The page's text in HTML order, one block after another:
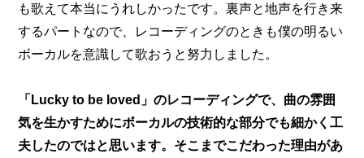
も歌えて本当にうれしかったです。裏声と地声を行き来
するパートなので、レコーディングのときも僕の明るい
ボーカルを意識して歌おうと努力しました。
「Lucky to be loved」のレコーディングで、曲の雰囲
気を生かすためにボーカルの技術的な部分でも細かく工
夫したのではと思います。そこまでこだわった理由があ